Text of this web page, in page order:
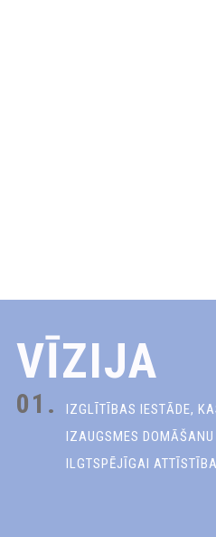
VĪZIJA
01.
IZGLĪTĪBAS IESTĀDE,
IZAUGSMES DOMĀŠANU
ILGTSPĒJĪGAI